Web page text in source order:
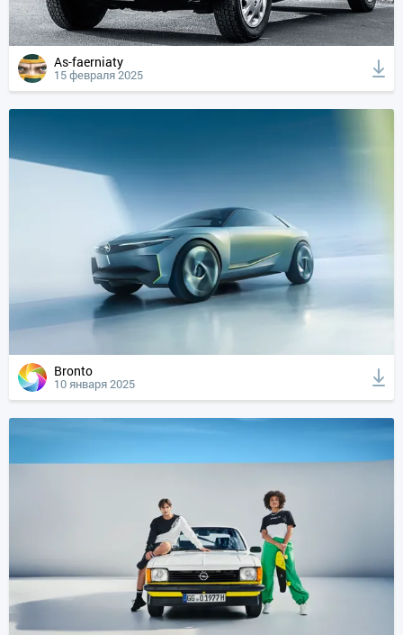
As-faerniaty
15 февраля 2025
Bronto
10 января 2025